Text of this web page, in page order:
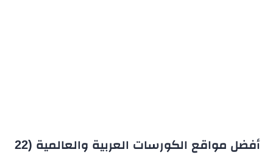
أفضل مواقع الكورسات العربية والعالمية (22